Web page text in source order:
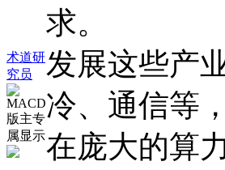
术道研
究员
求。
发展这些产
冷、通信等
在庞大的算